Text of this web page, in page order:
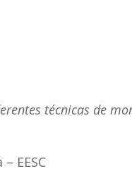
técnicas de
EESC